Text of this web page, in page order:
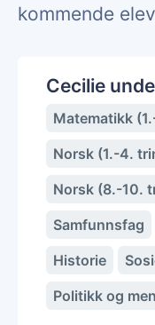
kommende
Cecilie
Matematikk
Norsk (1.-4.
Norsk (8.-10.
Samfunnsfag
Historie
Politikk og